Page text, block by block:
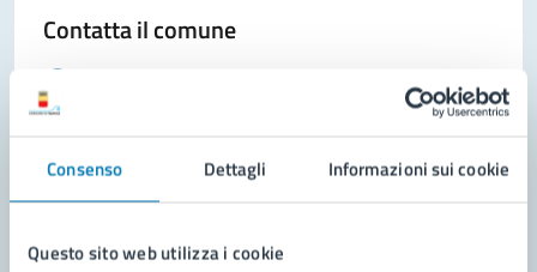
Consenso Dettagli Informazioni sui cookie
Questo sito web utilizza i cookie
Contatta il comune
Prenota appuntamento
Problemi in città